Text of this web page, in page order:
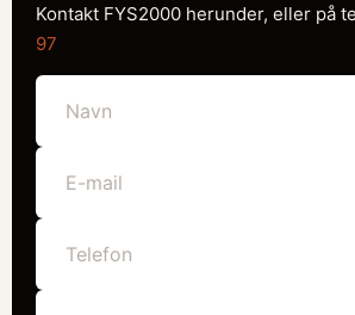
Kontakt FYS2000 herunder, eller på
97